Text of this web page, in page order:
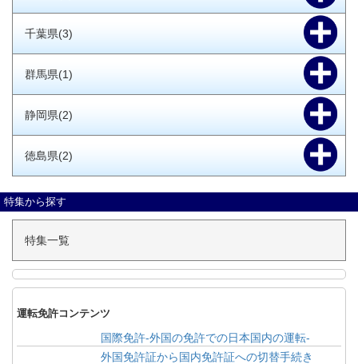
千葉県(3)
群馬県(1)
静岡県(2)
徳島県(2)
特集から探す
特集一覧
運転免許コンテンツ
国際免許-外国の免許での日本国内の運転-
外国免許証から国内免許証への切替手続き